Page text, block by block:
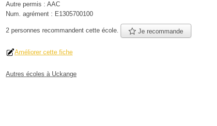
Autre permis : AAC
Num. agrément : E1305700100
2 personnes recommandent cette école. Je recommande
Améliorer cette fiche
Autres écoles à Uckange